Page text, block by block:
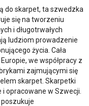
do skarpet, ta szwedzka
się na tworzeniu
i długotrwałych
ludziom prowadzenie
życia. Cała
we współpracy z
zajmującymi się
skarpet. Skarpetki
opracowane w Szwecji.